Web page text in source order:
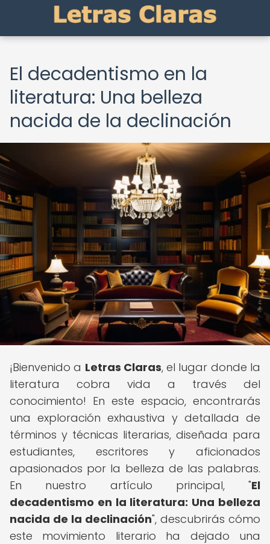
El decadentismo en la
literatura: Una belleza
nacida de la declinación
¡Bienvenido a Letras Claras, el lugar donde la
literatura cobra vida a través del
conocimiento! En este espacio, encontrarás
una exploración exhaustiva y detallada de
términos y técnicas literarias, diseñada para
estudiantes, escritores y aficionados
apasionados por la belleza de las palabras.
En nuestro artículo principal, "El
decadentismo en la literatura: Una belleza
nacida de la declinación", descubrirás cómo
este movimiento literario ha dejado una